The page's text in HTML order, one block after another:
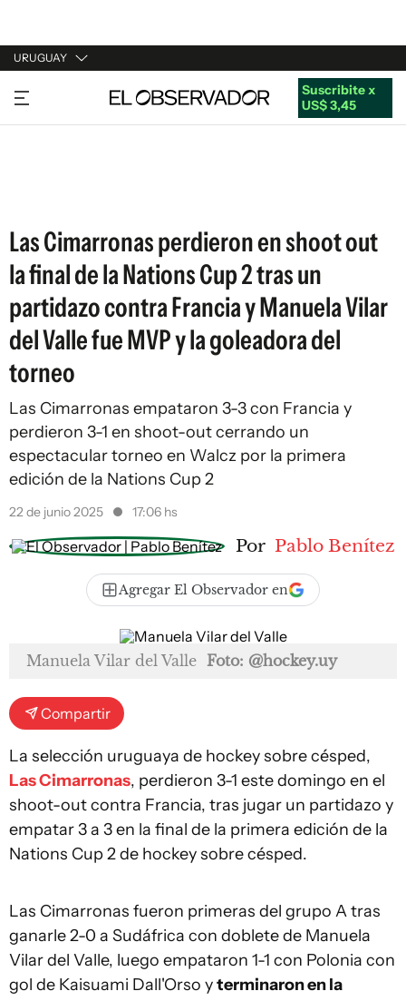
URUGUAY
URUGUAY
ARGENTINA
Suscribite x
US$ 3,45
Las Cimarronas perdieron en shoot out
la final de la Nations Cup 2 tras un
partidazo contra Francia y Manuela Vilar
del Valle fue MVP y la goleadora del
torneo
Las Cimarronas empataron 3-3 con Francia y
perdieron 3-1 en shoot-out cerrando un
espectacular torneo en Walcz por la primera
edición de la Nations Cup 2
22 de junio 2025 17:06 hs
Por Pablo Benítez
Agregar El Observador en
Manuela Vilar del Valle Foto: @hockey.uy
Compartir
La selección uruguaya de hockey sobre césped,
Las Cimarronas, perdieron 3-1 este domingo en el
shoot-out contra Francia, tras jugar un partidazo y
empatar 3 a 3 en la final de la primera edición de la
Nations Cup 2 de hockey sobre césped.
Las Cimarronas fueron primeras del grupo A tras
ganarle 2-0 a Sudáfrica con doblete de Manuela
Vilar del Valle, luego empataron 1-1 con Polonia con
gol de Kaisuami Dall'Orso yterminaron en la